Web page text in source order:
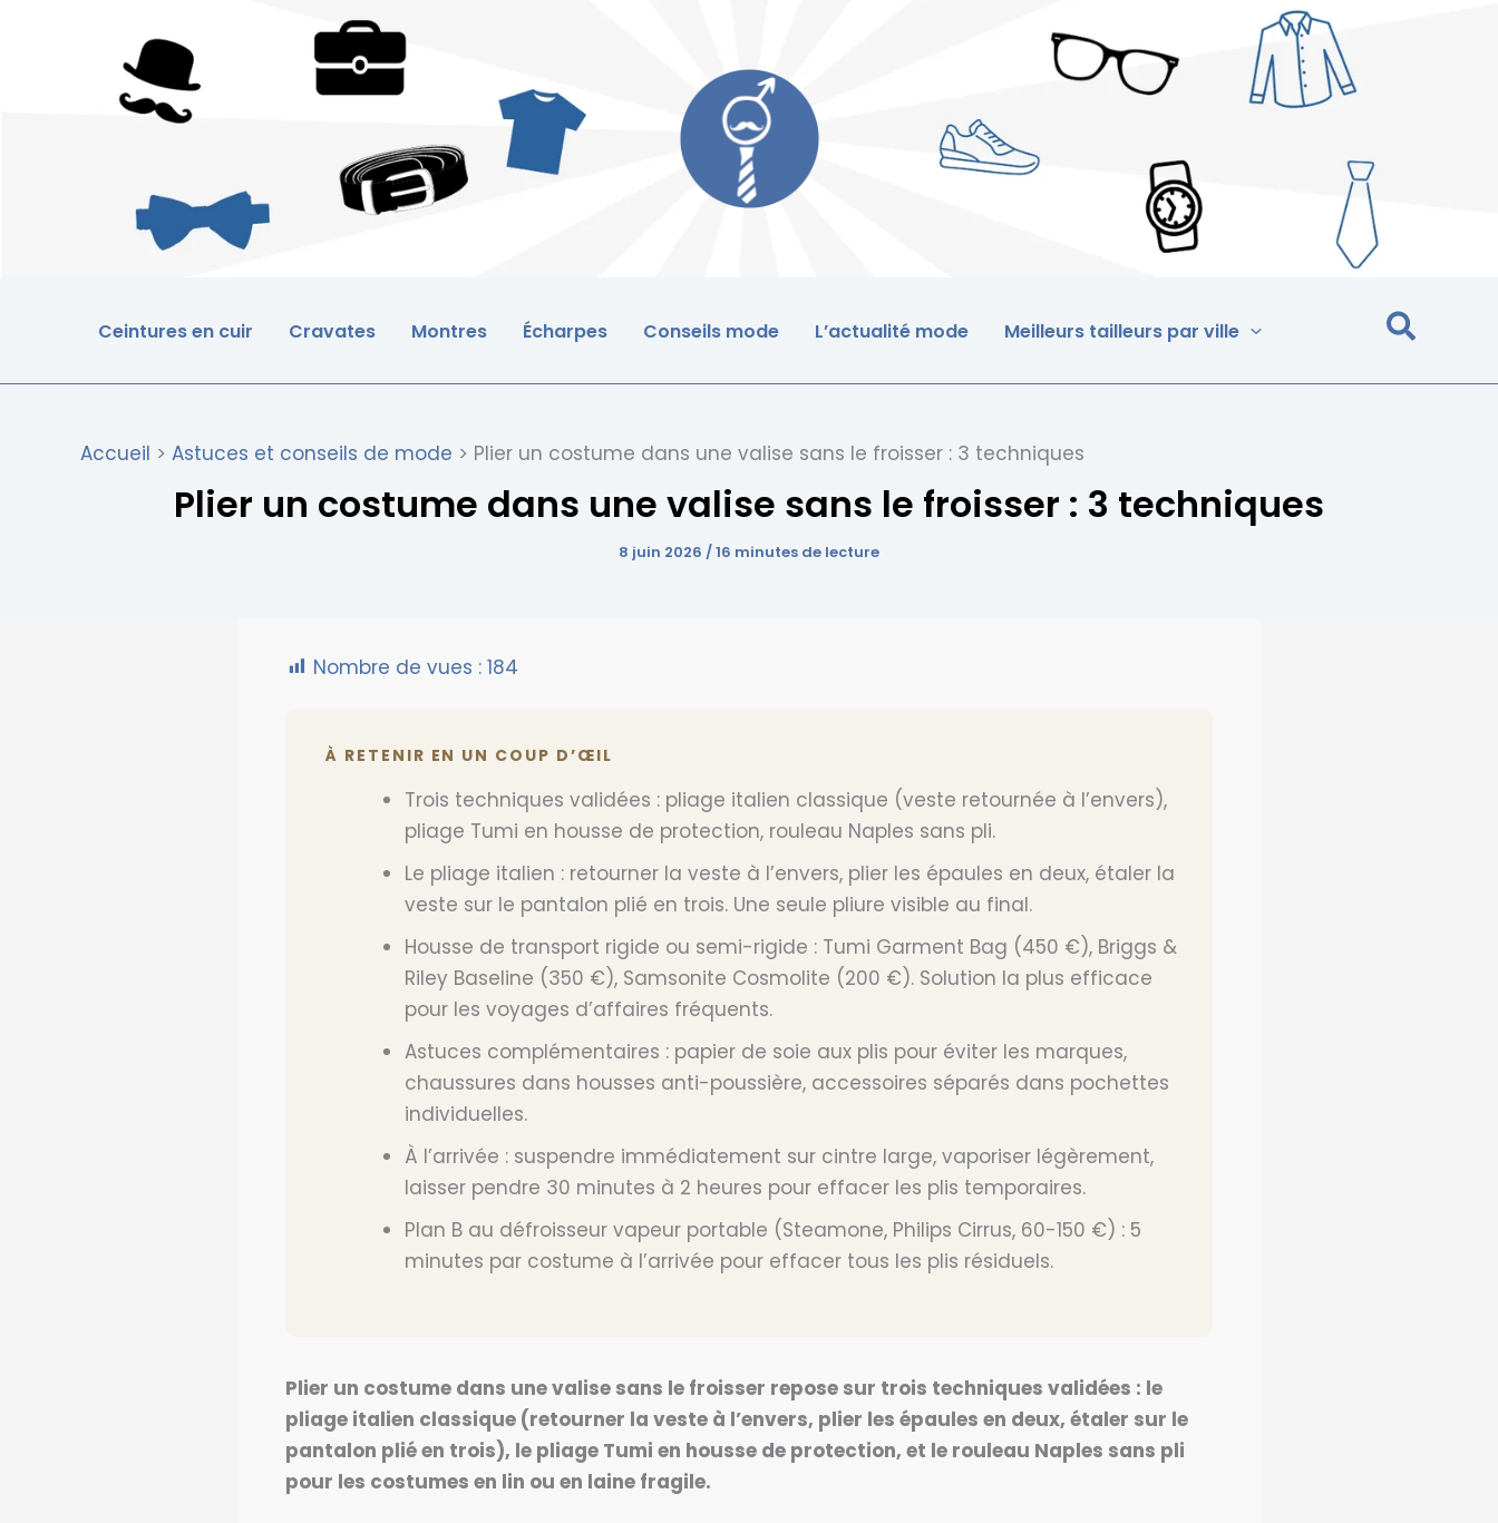
Ceintures en cuir Cravates Montres Écharpes Conseils mode L’actualité mode Meilleurs tailleurs par ville
Accueil Astuces et conseils de mode Plier un costume dans une valise sans le froisser : 3 techniques
Plier un costume dans une valise sans le froisser : 3 techniques
8 juin 2026 /16 minutes de lecture
Nombre de vues : 184
À RETENIR EN UN COUP D’ŒIL
Trois techniques validées : pliage italien classique (veste retournée à l’envers),
pliage Tumi en housse de protection, rouleau Naples sans pli.
Le pliage italien : retourner la veste à l’envers, plier les épaules en deux, étaler la
veste sur le pantalon plié en trois. Une seule pliure visible au final.
Housse de transport rigide ou semi-rigide : Tumi Garment Bag (450 €), Briggs &
Riley Baseline (350 €), Samsonite Cosmolite (200 €). Solution la plus efficace
pour les voyages d’affaires fréquents.
Astuces complémentaires : papier de soie aux plis pour éviter les marques,
chaussures dans housses anti-poussière, accessoires séparés dans pochettes
individuelles.
À l’arrivée : suspendre immédiatement sur cintre large, vaporiser légèrement,
laisser pendre 30 minutes à 2 heures pour effacer les plis temporaires.
Plan B au défroisseur vapeur portable (Steamone, Philips Cirrus, 60-150 €) : 5
minutes par costume à l’arrivée pour effacer tous les plis résiduels.
Plier un costume dans une valise sans le froisser repose sur trois techniques validées : le
pliage italien classique (retourner la veste à l’envers, plier les épaules en deux, étaler sur le
pantalon plié en trois), le pliage Tumi en housse de protection, et le rouleau Naples sans pli
pour les costumes en lin ou en laine fragile.